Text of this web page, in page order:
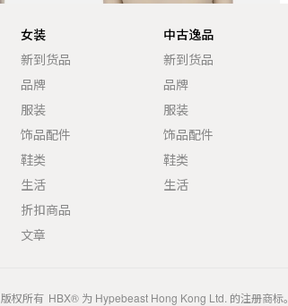
女装
新到货品
品牌
服装
饰品配件
鞋类
生活
折扣商品
文章
中古逸品
新到货品
品牌
服装
饰品配件
鞋类
生活
版权所有 HBX® 为 Hypebeast Hong Kong Ltd. 的注册商标。